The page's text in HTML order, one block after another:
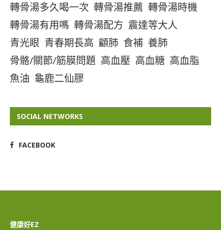
轉骨湯多久喝一次 轉骨湯推薦 轉骨湯時機
轉骨湯有用嗎 轉骨湯配方 震達等大人
青光眼 青春期長高 顧肺 食補 養肺
骨骼/關節/筋膜問題 高血壓 高血糖 高血脂
魚油 龜鹿二仙膠
SOCIAL NETWORKS
FACEBOOK
健康好EZ